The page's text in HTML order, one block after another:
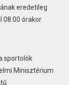
eredetileg
08:00 órakor
sportolók
Minisztérium